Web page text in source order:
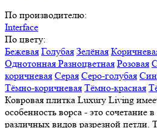
По производителю:
Interface
По цвету:
Бежевая Голубая Зелёная
Однотонная Разноцветная Розовая
коричневая Серая Серо-голубая
Тёмно-коричневая Тёмно-красная
Ковровая плитка Luxury Living
особенность ворса - это сочетание
различных видов разрезной петли.